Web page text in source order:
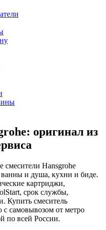
оригинал из
смесители Hansgrohe
и душа, кухни и биде.
картриджи,
срок службы,
Купить смеситель
самовывозом от метро
по всей России.